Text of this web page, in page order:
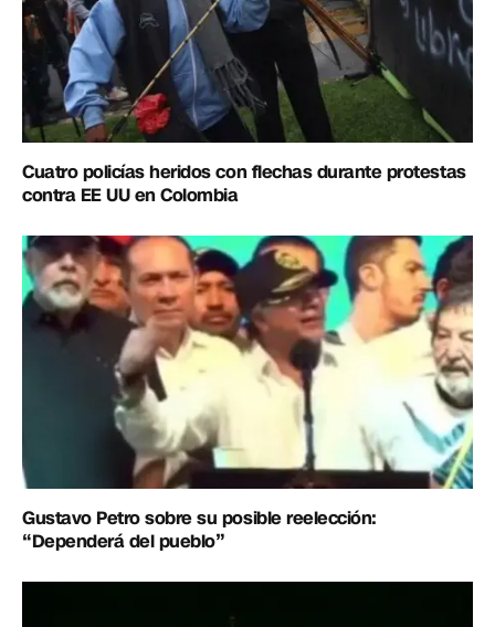
Cuatro policías heridos con flechas durante protestas
contra EE UU en Colombia
Gustavo Petro sobre su posible reelección:
“Dependerá del pueblo”